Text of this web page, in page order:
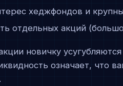
хеджфондов и
отдельных акций
новичку
означает, что